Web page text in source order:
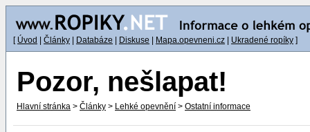
[ Úvod Články Databáze Diskuse Mapa.opevneni.cz Ukradené ropíky ]
Pozor, nešlapat!
Hlavní stránka > Články > Lehké opevnění > Ostatní informace